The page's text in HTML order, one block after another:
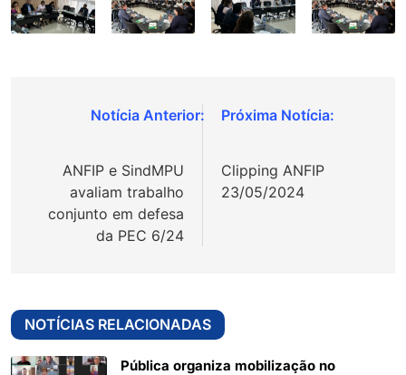
Navegação
Post
ANFIP e SindMPU
avaliam trabalho
conjunto em defesa
da PEC 6/24
Clipping ANFIP
23/05/2024
NOTÍCIAS RELACIONADAS
Pública organiza mobilização no